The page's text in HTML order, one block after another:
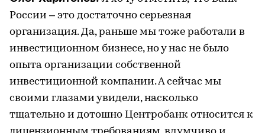
России – это достаточно серьезная
организация. Да, раньше мы тоже работали в
инвестиционном бизнесе, но у нас не было
опыта организации собственной
инвестиционной компании. А сейчас мы
своими глазами увидели, насколько
тщательно и дотошно Центробанк относится к